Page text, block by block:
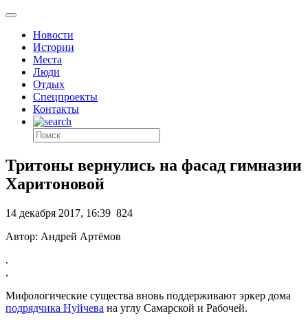
Новости
Истории
Места
Люди
Отдых
Спецпроекты
Контакты
Тритоны вернулись на фасад гимназии
Харитоновой
14 декабря 2017, 16:39 824
Автор: Андрей Артёмов
.
,
Мифологические существа вновь поддерживают эркер дома
подрядчика Нуйчева на углу Самарской и Рабочей.